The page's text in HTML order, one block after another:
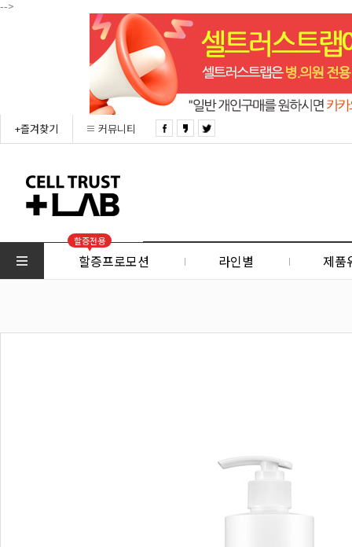
-->
+즐겨찾기 커뮤니티
할증전용
할증프로모션 라인별 제품